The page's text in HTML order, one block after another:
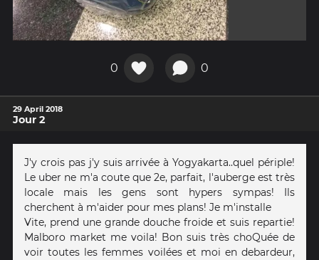
0 0
29 April 2018
Jour 2
J'y crois pas j'y suis arrivée à Yogyakarta..quel périple!
Le uber ne m'a coute que 2e, parfait, l'auberge est très
locale mais les gens sont hypers sympas! Ils
cherchent à m'aider pour mes plans! Je m'installe
Vite, prend une grande douche froide et suis repartie!
Malboro market me voila! Bon suis très choQuée de
voir toutes les femmes voilées et moi en debardeur,